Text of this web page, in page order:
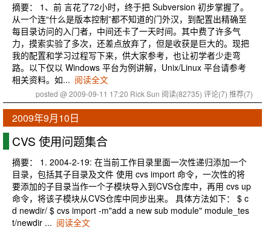
摘要： 1、前 言花了72小时，终于把 Subversion 初步掌握了。
从一个连“什么是版本控制”都不知道的门外汉，到配置出精确至
每目录访问的入门者，中间还卡了一天时间。其中费了许多气
力，摸索实验了多次，还差点放弃了，但是收获是巨大的。现把
我的配置和学习过程写下来，供大家参考，也让初学者少走弯
路。以下仅以 Windows 平台为例讲解，Unix/Linux 平台请参考
相关资料。如... 阅读全文
posted @ 2009-09-11 17:20 Rick Sun 阅读(82735) 评论(7) 推荐(7)
2009年9月10日
CVS 使用问题集合
摘要： 1. 2004-2-19: 在当前工作目录里面一次性递归添加一个
目录，包括其子目录及文件 使用 cvs import 命令，一次性的将
要添加的子目录当作一个子模块导入到CVS仓库中，再用 cvs up
命令，将该子模块从CVS仓库中同步出来。 具体方法如下： $ c
d newdir/ $ cvs import -m"add a new sub module" module_tes
t/newdir ... 阅读全文